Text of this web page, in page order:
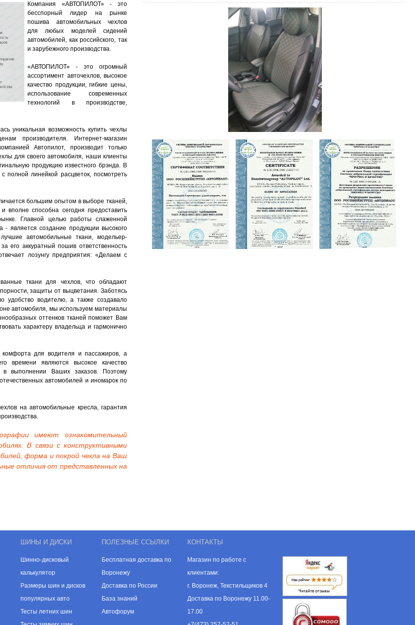
Компания «АВТОПИЛОТ» - это
бесспорный лидер на рынке
пошива автомобильных чехлов
для любых моделей сидений
автомобилей, как российского, так
и зарубежного производства.
«АВТОПИЛОТ» - это огромный
ассортимент авточехлов, высокое
качество продукции, гибкие цены,
использование современных
технологий в производстве,
уникальная возможность купить чехлы
производителя. Интернет-магазин
Автопилот, производит только
для своего автомобиля, наши клиенты
продукцию известного брэнда. В
полной линейкой расцветок, посмотреть
большим опытом в выборе тканей,
вполне способна сегодня предоставить
Главной целью работы слаженной
является создание продукции высокого
автомобильные ткани, модельер-
его аккуратный пошив ответственность
лозунгу предприятия: «Делаем с
ткани для чехлов, что обладают
защиты от выцветания. Заботясь
удобство водителю, а также создавало
автомобиля, мы используем материалы
оттенков тканей поможет Вам
характеру владельца и гармонично
для водителя и пассажиров, а
времени являются высокое качество
в выполнении Ваших заказов. Поэтому
автомобилей и иномарок по
на автомобильные кресла, гарантия
имеют ознакомительный
В связи с конструктивными
форма и покрой чехла на Ваш
отличия от представленных на
ШИНЫ И ДИСКИ
Шинно-дисковый
калькулятор
Размеры шин и дисков
популярных авто
Тесты летних шин
ПОЛЕЗНЫЕ ССЫЛКИ
Бесплатная доставка по
Воронежу
Доставка по России
База знаний
Автофорум
КОНТАКТЫ
Магазин по работе с
клиентами:
г. Воронеж, Текстильщиков 4
Доставка по Воронежу 11.00-
17.00